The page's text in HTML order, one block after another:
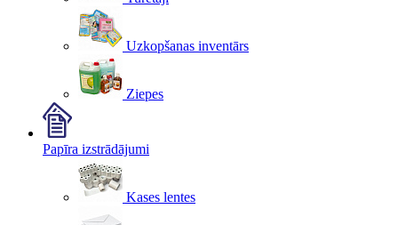
Uzkopšanas inventārs
Ziepes
Papīra izstrādājumi
Kases lentes